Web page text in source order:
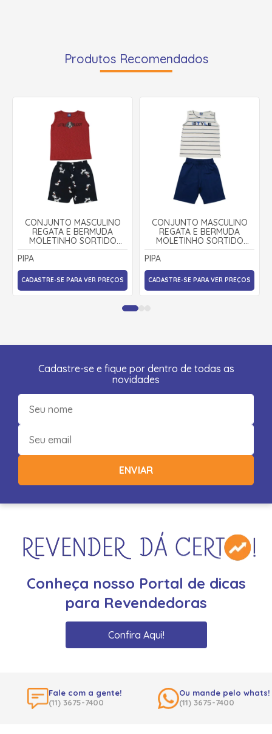
Produtos Recomendados
CONJUNTO MASCULINO
REGATA E BERMUDA
MOLETINHO SORTIDO
9001607 - PIPA
PIPA
CADASTRE-SE PARA VER PREÇOS
CONJUNTO MASCULINO
REGATA E BERMUDA
MOLETINHO SORTIDO
9001743 - PIPA
PIPA
CADASTRE-SE PARA VER PREÇOS
Cadastre-se e fique por dentro de todas as
novidades
ENVIAR
Conheça nosso Portal de dicas
para Revendedoras
Confira Aqui!
Fale com a gente!
(11) 3675-7400
Ou mande pelo whats!
(11) 3675-7400